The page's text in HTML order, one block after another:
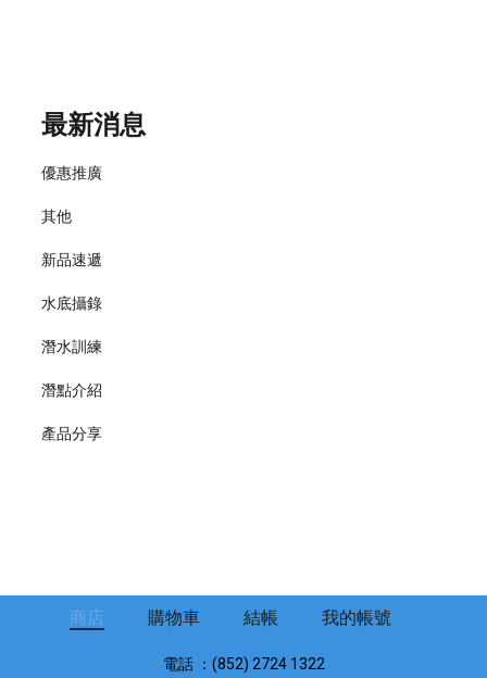
最新消息
優惠推廣
其他
新品速遞
水底攝錄
潛水訓練
潛點介紹
產品分享
商店 購物車 結帳 我的帳號
電話 ：(852) 2724 1322